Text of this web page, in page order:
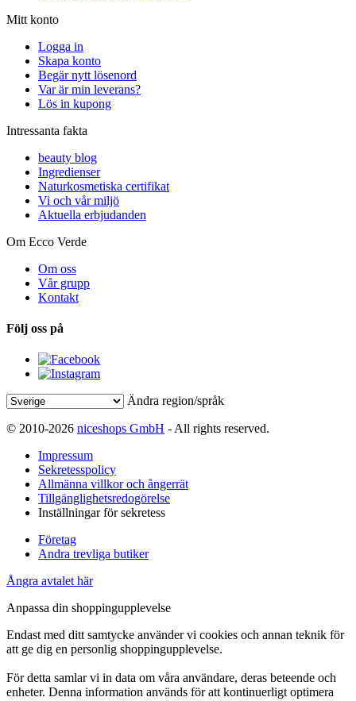
Mitt konto
Logga in
Skapa konto
Begär nytt lösenord
Var är min leverans?
Lös in kupong
Intressanta fakta
beauty blog
Ingredienser
Naturkosmetiska certifikat
Vi och vår miljö
Aktuella erbjudanden
Om Ecco Verde
Om oss
Vår grupp
Kontakt
Följ oss på
Ändra region/språk
© 2010-2026 niceshops GmbH - All rights reserved.
Impressum
Sekretesspolicy
Allmänna villkor och ångerrät
Tillgänglighetsredogörelse
Inställningar för sekretess
Företag
Andra trevliga butiker
Ångra avtalet här
Anpassa din shoppingupplevelse
Endast med ditt samtycke använder vi cookies och annan teknik för
att ge dig en personlig shoppingupplevelse.
För detta samlar vi in data om våra användare, deras beteende och
enheter. Denna information används för att kontinuerligt optimera